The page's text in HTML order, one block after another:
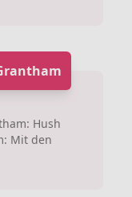
Hush
Mit den